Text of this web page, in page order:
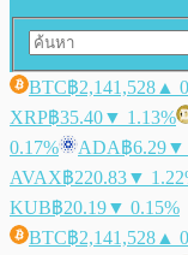
BTC฿2,141,528 ▲
XRP฿35.40▼ 1.13%
0.17%
ADA฿6.29▼
AVAX฿220.83▼
KUB฿20.19▼ 0.15%
BTC฿2,141,528 ▲